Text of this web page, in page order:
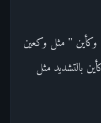
" مثل وكعين
بالتشديد مثل